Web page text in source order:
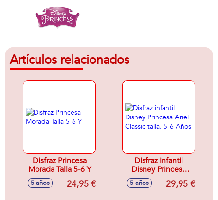
Artículos relacionados
Disfraz Princesa
Morada Talla 5-6 Y
5 años 24,95 €
Disfraz infantil
Disney Princesa
Ariel Classic talla.
5-6 Años
5 años 29,95 €